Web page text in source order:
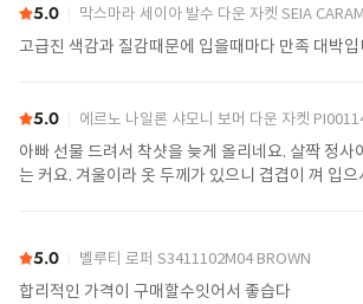
5.0 막스마라 세이아 발수 다운 자켓 SEIA
고급진 색감과 질감때문에 입을때마다 만족 대박입
5.0 에르노 나일론 샤모니 보머 다운 자켓 PI001140U12004Z
아빠 선물 드려서 착샷을 늦게 올리네요. 살짝 정사
는 커요. 겨울이라 옷 두께가 있으니 겹겹이 껴 입
5.0 벨루티 로퍼 S3411102M04 BROWN
합리적인 가격이 구매할수잇어서 좋습다